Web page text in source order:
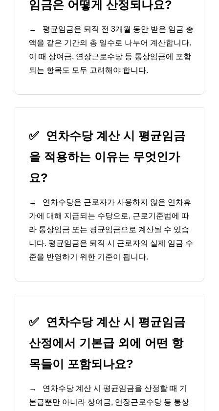
임금은 어떻게 산정되나요?
→
평균임금은 퇴직 전 3개월 동안 받은 임금 총
액을 같은 기간의 총 일수로 나누어 계산합니다.
이 때 상여금, 연장근로수당 등 통상임금에 포함
되는 항목도 모두 고려해야 합니다.
✅
연차수당 계산 시 평균임금
을 적용하는 이유는 무엇인가
요?
→
연차수당은 근로자가 사용하지 않은 연차휴
가에 대해 지급되는 수당으로, 근로기준법에 따
라 통상임금 또는 평균임금으로 계산될 수 있습
니다. 평균임금은 퇴직 시 근로자의 실제 임금 수
준을 반영하기 위한 기준이 됩니다.
✅
연차수당 계산 시 평균임금
산정에서 기본급 외에 어떤 항
목들이 포함되나요?
→
연차수당 계산 시 평균임금을 산정할 때 기
본급뿐만 아니라 상여금, 연장근로수당 등 통상